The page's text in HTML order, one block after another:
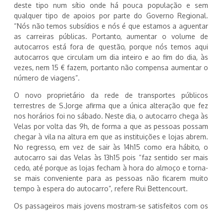
deste tipo num sítio onde há pouca população e sem
qualquer tipo de apoios por parte do Governo Regional.
“Nós não temos subsídios e nós é que estamos a aguentar
as carreiras públicas. Portanto, aumentar o volume de
autocarros está fora de questão, porque nós temos aqui
autocarros que circulam um dia inteiro e ao fim do dia, às
vezes, nem 15 € fazem, portanto não compensa aumentar o
número de viagens”.
O novo proprietário da rede de transportes públicos
terrestres de S.Jorge afirma que a única alteração que fez
nos horários foi no sábado. Neste dia, o autocarro chega às
Velas por volta das 9h, de forma a que as pessoas possam
chegar à vila na altura em que as instituições e lojas abrem.
No regresso, em vez de sair às 14h15 como era hábito, o
autocarro sai das Velas às 13h15 pois “faz sentido ser mais
cedo, até porque as lojas fecham à hora do almoço e torna-
se mais conveniente para as pessoas não ficarem muito
tempo à espera do autocarro”, refere Rui Bettencourt.
Os passageiros mais jovens mostram-se satisfeitos com os